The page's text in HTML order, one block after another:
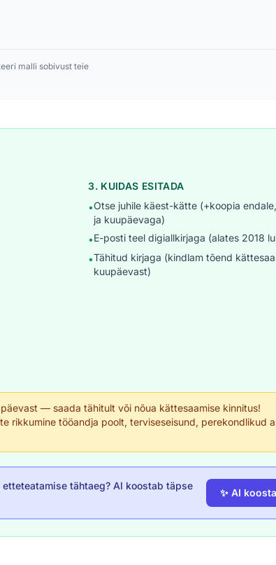
malli sobivust teie
3. KUIDAS ESITADA
•Otse juhile käest-kätte (+koopia
ja kuupäevaga)
•E-posti teel digiallkirjaga (alates 2018
•Tähitud kirjaga (kindlam tõend
kuupäevast)
— saada tähitult või nõua kättesaamise kinnitus!
rikkumine tööandja poolt, terviseseisund, perekondlikud
tähtaeg? AI koostab täpse
✨ AI